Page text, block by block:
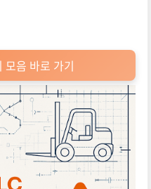
모음 바로 가기